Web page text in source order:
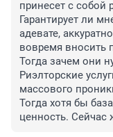
принесет с собой
Гарантирует ли
адевате,
вовремя вносить
Тогда зачем они
Риэлторские
массового
Тогда хотя бы
ценность. Сейчас